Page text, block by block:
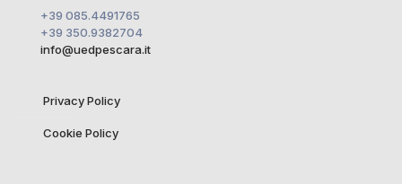
+39 085.4491765
+39 350.9382704
info@uedpescara.it
Privacy Policy
Cookie Policy